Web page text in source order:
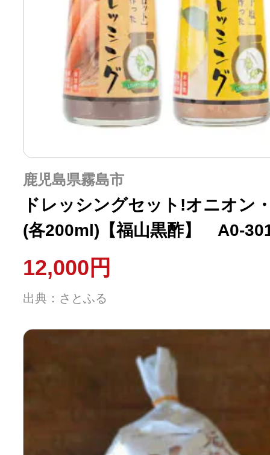
鹿児島県霧島市
ドレッシングセット!オニオン
(各200ml)【福山黒酢】 A0-
12,000円
出典：さとふる